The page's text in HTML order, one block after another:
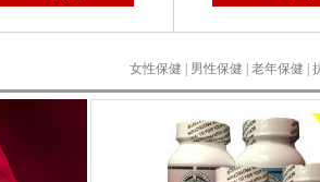
女性保健 男性保健 老年保健